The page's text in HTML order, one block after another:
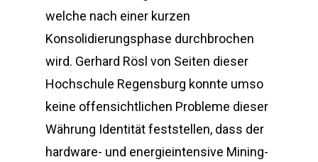
welche nach einer kurzen
Konsolidierungsphase durchbrochen
wird. Gerhard Rösl von Seiten dieser
Hochschule Regensburg konnte umso
keine offensichtlichen Probleme dieser
Währung Identität feststellen, dass der
hardware- und energieintensive Mining-